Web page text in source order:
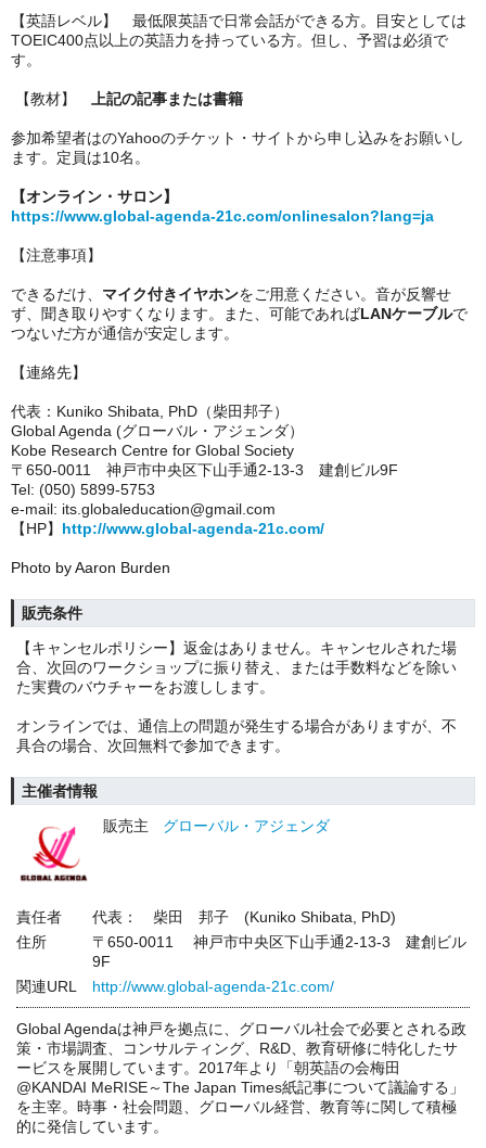
【英語レベル】 最低限英語で日常会話ができる方。目安としては
TOEIC400点以上の英語力を持っている方。但し、予習は必須で
す。
【教材】 上記の記事または書籍
参加希望者はのYahooのチケット・サイトから申し込みをお願いし
ます。定員は10名。
【オンライン・サロン】
https://www.global-agenda-21c.com/onlinesalon?lang=ja
【注意事項】
できるだけ、 マイク付きイヤホンをご用意ください。音が反響せ
ず、聞き取りやすくなります。また、可能であればLANケーブルで
つないだ方が通信が安定します。
【連絡先】
代表：Kuniko Shibata, PhD（柴田邦子）
Global Agenda (グローバル・アジェンダ）
Kobe Research Centre for Global Society
〒650-0011 神戸市中央区下山手通2-13-3 建創ビル9F
Tel: (050) 5899-5753
e-mail: its.globaleducation@gmail.com
【HP】 http://www.global-agenda-21c.com/
Photo by Aaron Burden
販売条件
【キャンセルポリシー】返金はありません。キャンセルされた場
合、次回のワークショップに振り替え、または手数料などを除い
た実費のバウチャーをお渡しします。
オンラインでは、通信上の問題が発生する場合がありますが、不
具合の場合、次回無料で参加できます。
主催者情報
販売主
グローバル・アジェンダ
責任者
代表： 柴田 邦子 (Kuniko Shibata, PhD)
住所
〒650-0011 神戸市中央区下山手通2-13-3 建創ビル
9F
関連URL
http://www.global-agenda-21c.com/
Global Agendaは神戸を拠点に、グローバル社会で必要とされる政
策・市場調査、コンサルティング、R&D、教育研修に特化したサ
ービスを展開しています。2017年より「朝英語の会梅田
@KANDAI MeRISE～The Japan Times紙記事について議論する」
を主宰。時事・社会問題、グローバル経営、教育等に関して積極
的に発信しています。